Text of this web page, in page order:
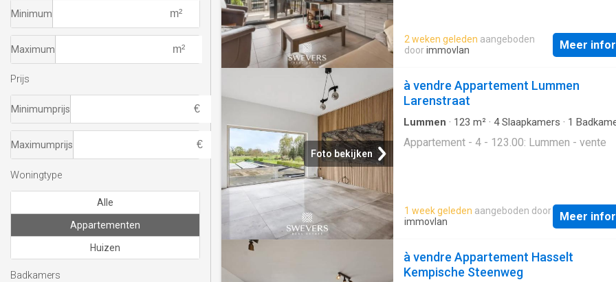
2 weken geleden aangeboden
doorimmovlan Meer
Foto bekijken
à vendre Appartement Lummen
Larenstraat
Lummen · 123 m² · 4Slaapkamers · 1
Appartement - 4 - 123.00: Lummen - vente
1 week geleden aangeboden door
immovlan
Meer
à vendre Appartement Hasselt
Kempische Steenweg
Minimum
Maximum
Prijs
Minimumprijs
Maximumprijs
Woningtype
Alle
Appartementen
Huizen
Badkamers